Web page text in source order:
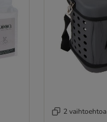
2 vaihtoehtoa